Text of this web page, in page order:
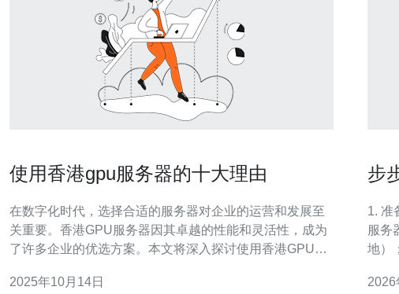
使用香港gpu服务器的十大理由
在数字化时代，选择合适的服务器对企业的运营和发展至
关重要。香港GPU服务器因其卓越的性能和灵活性，成为
了许多企业的优选方案。本文将深入探讨使用香港GPU服
为什么选择香港GPU服务器？ 香港地理位置优越，作为亚
2025年10月14日
步
1. 准
服务
地）
香港
2026